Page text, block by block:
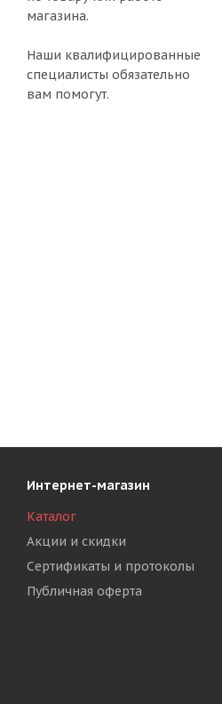
магазина.
Наши квалифицированные
специалисты обязательно
вам помогут.
Интернет-магазин
Каталог
Акции и скидки
Сертификаты и протоколы
Публичная оферта